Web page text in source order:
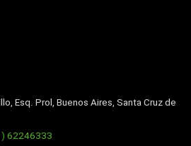
Esq. Prol, Buenos Aires, Santa Cruz de
62246333